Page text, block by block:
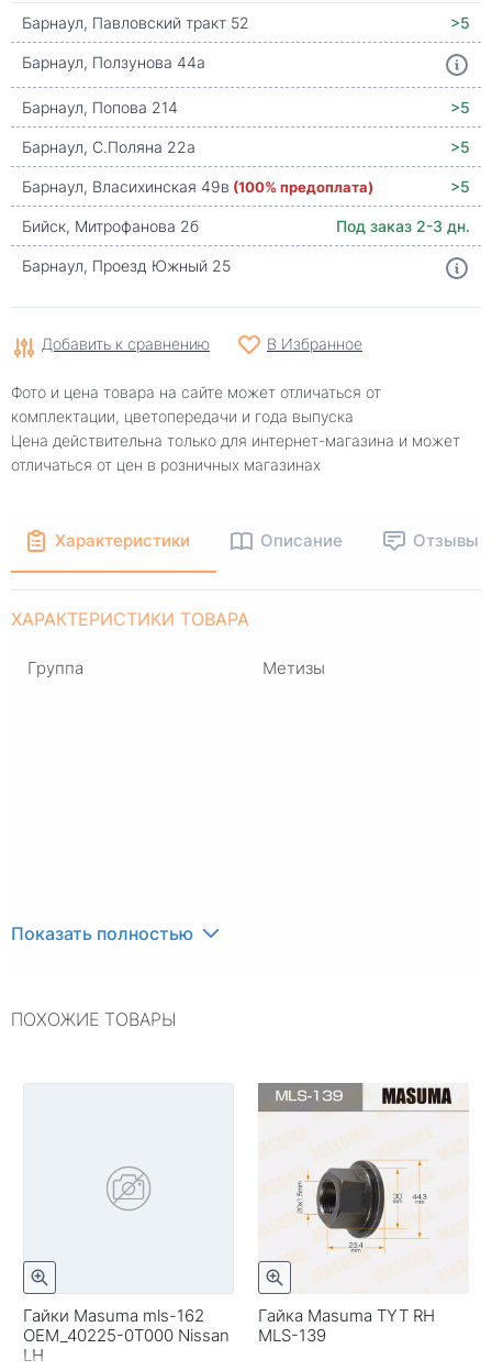
Барнаул, Павловский тракт 52
>5
Барнаул, Ползунова 44а
Барнаул, Попова 214
>5
Барнаул, С.Поляна 22а
>5
Барнаул, Власихинская 49в (100% предоплата)
>5
Бийск, Митрофанова 2б
Под заказ 2-3 дн.
Барнаул, Проезд Южный 25
Добавить к сравнению В Избранное
Фото и цена товара на сайте может отличаться от
комплектации, цветопередачи и года выпуска
Цена действительна только для интернет-магазина и может
отличаться от цен в розничных магазинах
Характеристики Описание Отзывы
ХАРАКТЕРИСТИКИ ТОВАРА
Группа Метизы
Показать полностью
ПОХОЖИЕ ТОВАРЫ
Гайки Masuma mls-162
OEM_40225-0T000 Nissan
LH
Гайка Masuma TYT RH
MLS-139